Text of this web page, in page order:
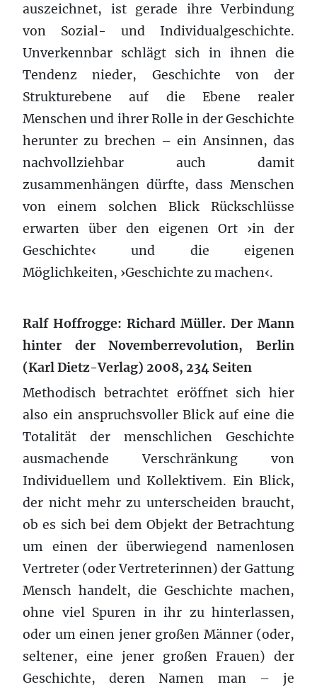
auszeichnet, ist gerade ihre Verbindung
von Sozial- und Individualgeschichte.
Unverkennbar schlägt sich in ihnen die
Tendenz nieder, Geschichte von der
Strukturebene auf die Ebene realer
Menschen und ihrer Rolle in der Geschichte
herunter zu brechen – ein Ansinnen, das
nachvollziehbar auch damit
zusammenhängen dürfte, dass Menschen
von einem solchen Blick Rückschlüsse
erwarten über den eigenen Ort ›in der
Geschichte‹ und die eigenen
Möglichkeiten, ›Geschichte zu machen‹.
Ralf Hoffrogge: Richard Müller. Der Mann
hinter der Novemberrevolution, Berlin
(Karl Dietz-Verlag) 2008, 234 Seiten
Methodisch betrachtet eröffnet sich hier
also ein anspruchsvoller Blick auf eine die
Totalität der menschlichen Geschichte
ausmachende Verschränkung von
Individuellem und Kollektivem. Ein Blick,
der nicht mehr zu unterscheiden braucht,
ob es sich bei dem Objekt der Betrachtung
um einen der überwiegend namenlosen
Vertreter (oder Vertreterinnen) der Gattung
Mensch handelt, die Geschichte machen,
ohne viel Spuren in ihr zu hinterlassen,
oder um einen jener großen Männer (oder,
seltener, eine jener großen Frauen) der
Geschichte, deren Namen man – je